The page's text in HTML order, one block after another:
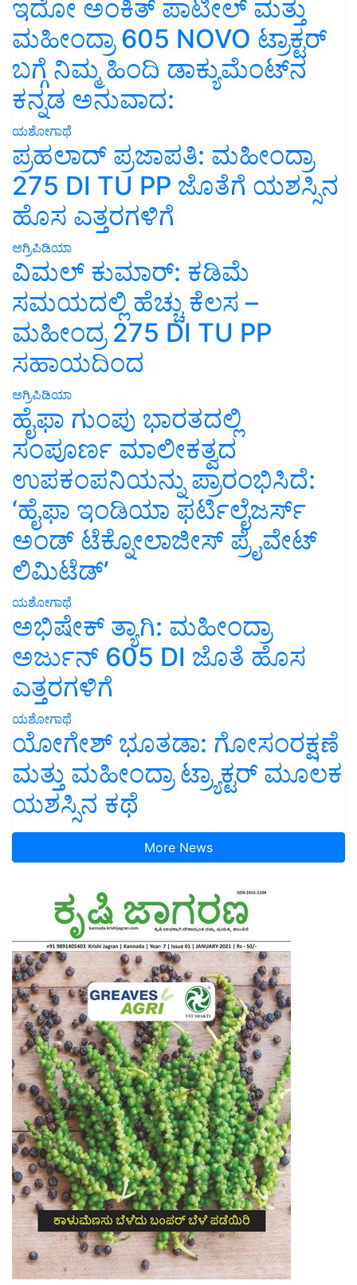
ಇದೋ ಅಂಕಿತ್ ಪಾಟೀಲ್ ಮತ್ತು
ಮಹೀಂದ್ರಾ 605 NOVO ಟ್ರಾಕ್ಟರ್
ಬಗ್ಗೆ ನಿಮ್ಮ ಹಿಂದಿ ಡಾಕ್ಯುಮೆಂಟ್‌ನ
ಕನ್ನಡ ಅನುವಾದ:
ಯಶೋಗಾಥೆ
ಪ್ರಹಲಾದ್ ಪ್ರಜಾಪತಿ: ಮಹೀಂದ್ರಾ
275 DI TU PP ಜೊತೆಗೆ ಯಶಸ್ಸಿನ
ಹೊಸ ಎತ್ತರಗಳಿಗೆ
ಅಗ್ರಿಪಿಡಿಯಾ
ವಿಮಲ್ ಕುಮಾರ್: ಕಡಿಮೆ
ಸಮಯದಲ್ಲಿ ಹೆಚ್ಚು ಕೆಲಸ –
ಮಹೀಂದ್ರ 275 DI TU PP
ಸಹಾಯದಿಂದ
ಅಗ್ರಿಪಿಡಿಯಾ
ಹೈಫಾ ಗುಂಪು ಭಾರತದಲ್ಲಿ
ಸಂಪೂರ್ಣ ಮಾಲೀಕತ್ವದ
ಉಪಕಂಪನಿಯನ್ನು ಪ್ರಾರಂಭಿಸಿದೆ:
‘ಹೈಫಾ ಇಂಡಿಯಾ ಫರ್ಟಿಲೈಜರ್ಸ್
ಅಂಡ್ ಟೆಕ್ನೋಲಾಜೀಸ್ ಪ್ರೈವೇಟ್
ಲಿಮಿಟೆಡ್’
ಯಶೋಗಾಥೆ
ಅಭಿಷೇಕ್ ತ್ಯಾಗಿ: ಮಹೀಂದ್ರಾ
ಅರ್ಜುನ್ 605 DI ಜೊತೆ ಹೊಸ
ಎತ್ತರಗಳಿಗೆ
ಯಶೋಗಾಥೆ
ಯೋಗೇಶ್ ಭೂತಡಾ: ಗೋಸಂರಕ್ಷಣೆ
ಮತ್ತು ಮಹೀಂದ್ರಾ ಟ್ರ್ಯಾಕ್ಟರ್ ಮೂಲಕ
ಯಶಸ್ಸಿನ ಕಥೆ
More News